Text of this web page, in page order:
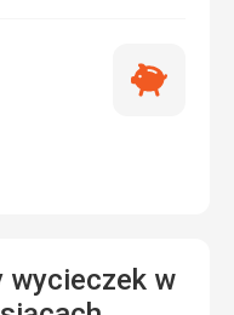
Najlepsza
wycieczek w